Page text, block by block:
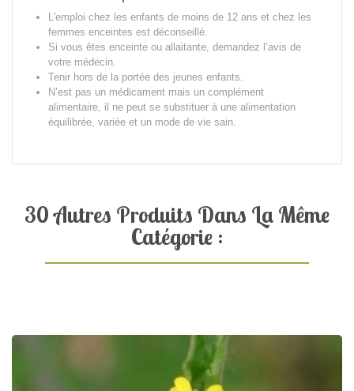
L'emploi chez les enfants de moins de 12 ans et chez les
femmes enceintes est déconseillé.
Si vous êtes enceinte ou allaitante, demandez l’avis de
votre médecin.
Tenir hors de la portée des jeunes enfants.
N’est pas un médicament mais un complément
alimentaire, il ne peut se substituer à une alimentation
équilibrée, variée et un mode de vie sain.
30 Autres Produits Dans La Même
Catégorie :